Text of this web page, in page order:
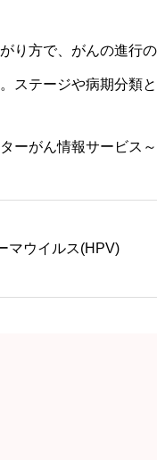
り方で、がんの進行
ステージや病期分類と
ーがん情報サービス～
マウイルス(HPV)